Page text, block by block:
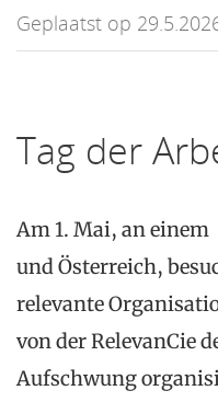
Geplaatst op
Tag der
Am 1. Mai, an
und Österreich,
relevante
von der RelevanCie
Aufschwung